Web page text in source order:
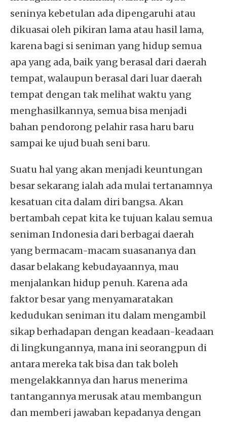
seninya kebetulan ada dipengaruhi atau
dikuasai oleh pikiran lama atau hasil lama,
karena bagi si seniman yang hidup semua
apa yang ada, baik yang berasal dari daerah
tempat, walaupun berasal dari luar daerah
tempat dengan tak melihat waktu yang
menghasilkannya, semua bisa menjadi
bahan pendorong pelahir rasa haru baru
sampai ke ujud buah seni baru.
Suatu hal yang akan menjadi keuntungan
besar sekarang ialah ada mulai tertanamnya
kesatuan cita dalam diri bangsa. Akan
bertambah cepat kita ke tujuan kalau semua
seniman Indonesia dari berbagai daerah
yang bermacam-macam suasananya dan
dasar belakang kebudayaannya, mau
menjalankan hidup penuh. Karena ada
faktor besar yang menyamaratakan
kedudukan seniman itu dalam mengambil
sikap berhadapan dengan keadaan-keadaan
di lingkungannya, mana ini seorangpun di
antara mereka tak bisa dan tak boleh
mengelakkannya dan harus menerima
tantangannya merusak atau membangun
dan memberi jawaban kepadanya dengan